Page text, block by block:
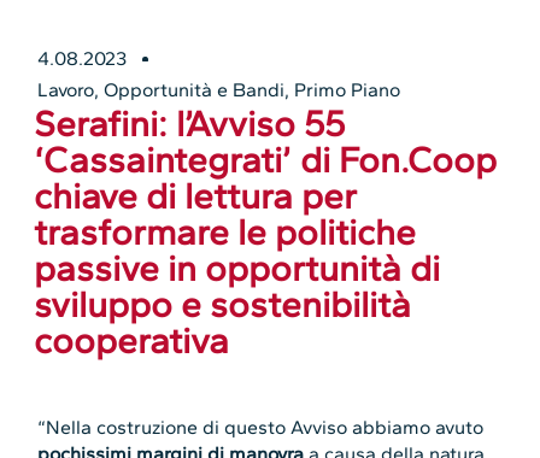
4.08.2023
Lavoro,Opportunità e Bandi, Primo Piano
Serafini: l’Avviso 55
‘Cassaintegrati’ di Fon.Coop
chiave di lettura per
trasformare le politiche
passive in opportunità di
sviluppo e sostenibilità
cooperativa
“Nella costruzione di questo Avviso abbiamo avuto